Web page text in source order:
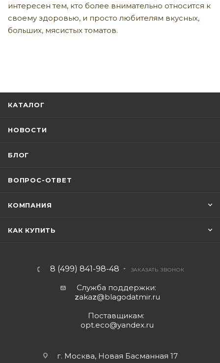
интересен тем, кто более внимательно относится к
своему здоровью, и просто любителям вкусных,
больших, мясистых томатов.
КАТАЛОГ
НОВОСТИ
БЛОГ
ВОПРОС-ОТВЕТ
КОМПАНИЯ
КАК КУПИТЬ
8 (499) 841-98-48 ЗАКАЗАТЬ ЗВОНОК
Служба поддержки:
zakaz@blagodatmir.ru
Поставщикам:
opt.eco@yandex.ru
г. Москва, Новая Басманная 17